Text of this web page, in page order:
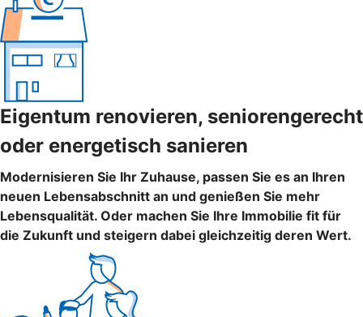
Eigentum renovieren, seniorengerecht
oder energetisch sanieren
Modernisieren Sie Ihr Zuhause, passen Sie es an Ihren
neuen Lebensabschnitt an und genießen Sie mehr
Lebensqualität. Oder machen Sie Ihre Immobilie fit für
die Zukunft und steigern dabei gleichzeitig deren Wert.